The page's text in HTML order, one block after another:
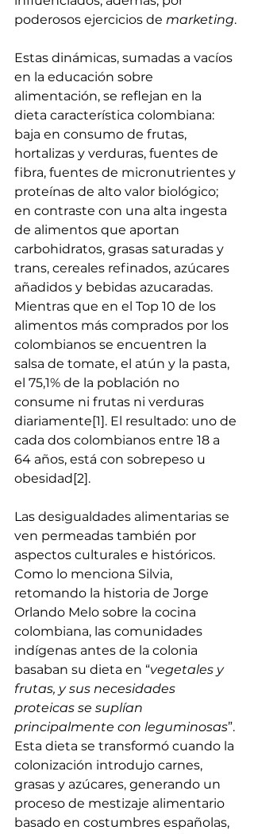
poderosos ejercicios de marketing.
Estas dinámicas, sumadas a vacíos
en la educación sobre
alimentación, se reflejan en la
dieta característica colombiana:
baja en consumo de frutas,
hortalizas y verduras, fuentes de
fibra, fuentes de micronutrientes y
proteínas de alto valor biológico;
en contraste con una alta ingesta
de alimentos que aportan
carbohidratos, grasas saturadas y
trans, cereales refinados, azúcares
añadidos y bebidas azucaradas.
Mientras que en el Top 10 de los
alimentos más comprados por los
colombianos se encuentren la
salsa de tomate, el atún y la pasta,
el 75,1% de la población no
consume ni frutas ni verduras
diariamente[1]. El resultado: uno de
cada dos colombianos entre 18 a
64 años, está con sobrepeso u
obesidad[2].
Las desigualdades alimentarias se
ven permeadas también por
aspectos culturales e históricos.
Como lo menciona Silvia,
retomando la historia de Jorge
Orlando Melo sobre la cocina
colombiana, las comunidades
indígenas antes de la colonia
basaban su dieta en “vegetales y
frutas, y sus necesidades
proteicas se suplían
principalmente con leguminosas”.
Esta dieta se transformó cuando la
colonización introdujo carnes,
grasas y azúcares, generando un
proceso de mestizaje alimentario
basado en costumbres españolas,